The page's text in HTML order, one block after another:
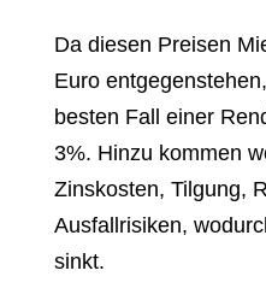
Da diesen Preisen
Euro
besten Fall einer
3%. Hinzu kommen
Zinskosten, Tilgung,
Ausfallrisiken,
sinkt.